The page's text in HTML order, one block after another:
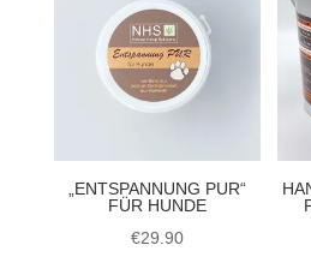
„ENTSPANNUNG PUR“
FÜR HUNDE
€29.90